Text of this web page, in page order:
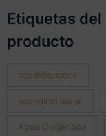
Etiquetas del
producto
acodicionador
acondicionador
Agua Oxigenada